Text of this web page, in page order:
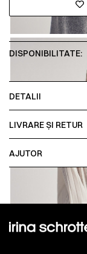
DISPONIBILITATE:
DETALII
LIVRARE ȘI RETUR
AJUTOR